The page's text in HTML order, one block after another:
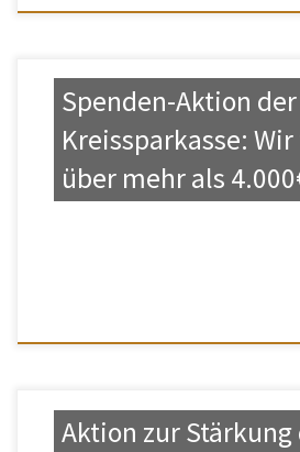
Spenden-Aktion der
Kreissparkasse:
über mehr als
Aktion zur Stärkung